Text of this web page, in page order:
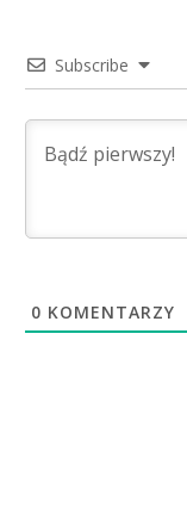
Subscribe
0 KOMENTARZY